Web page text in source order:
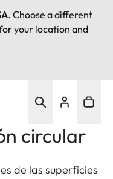
. Choose a different
your location and
circular
de las superficies